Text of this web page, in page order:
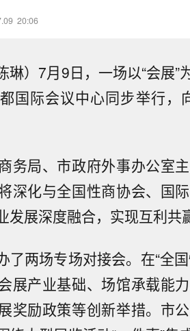
20:06
琳）7月9日，一场以“会展
国际会议中心同步举行，
务局、市政府外事办公室
深化与全国性商协会、国
发展深度融合，实现互利共
了两场专场对接会。在“全
展产业基础、场馆承载能
奖励政策等创新举措。市